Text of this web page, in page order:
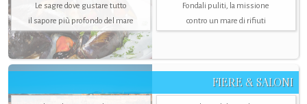
Le sagre dove gustare tutto
il sapore più profondo del mare
Fondali puliti, la missione
contro un mare di rifiuti
FIERE & SALONI